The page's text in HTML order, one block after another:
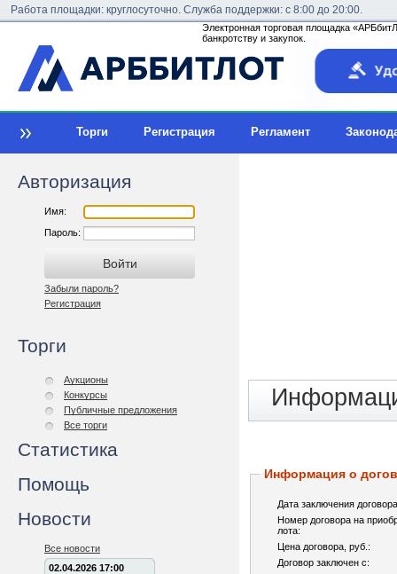
Работа площадки: круглосуточно. Служба поддержки: с 8:00 до 20:00.
Электронная торговая площадка
банкротству и закупок.
Торги Регистрация Регламент
Авторизация
Имя:
Пароль:
Забыли пароль?
Регистрация
Торги
Аукционы
Конкурсы
Публичные предложения
Все торги
Статистика
Помощь
Новости
Все новости
02.04.2026 17:00
Информация о
Дата заключения
Номер договора на
лота:
Цена договора, pуб.:
Договор заключен с: